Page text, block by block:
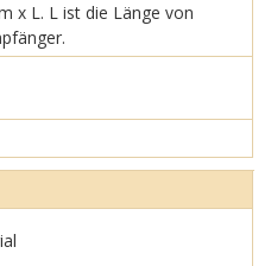
x L. L ist die Länge von